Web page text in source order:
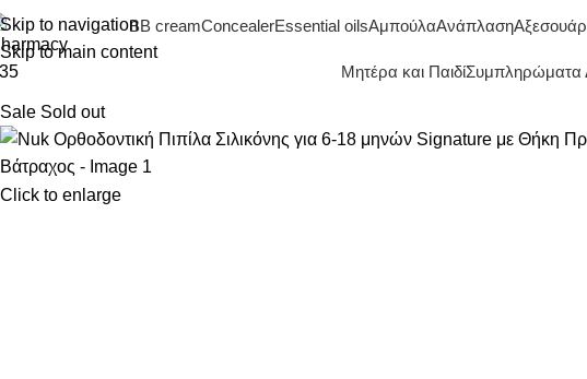
Skip to navigation
Skip to main content
BB creamConcealerEssential oilsΑμπούλαΑνάπλασηΑξεσουάρ
Μητέρα και ΠαιδίΣυμπληρώματα
Sale Sold out
Click to enlarge